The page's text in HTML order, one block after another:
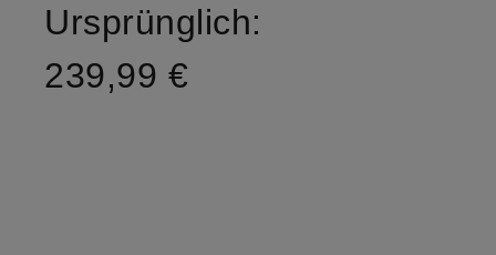
Ursprünglich:
239,99 €